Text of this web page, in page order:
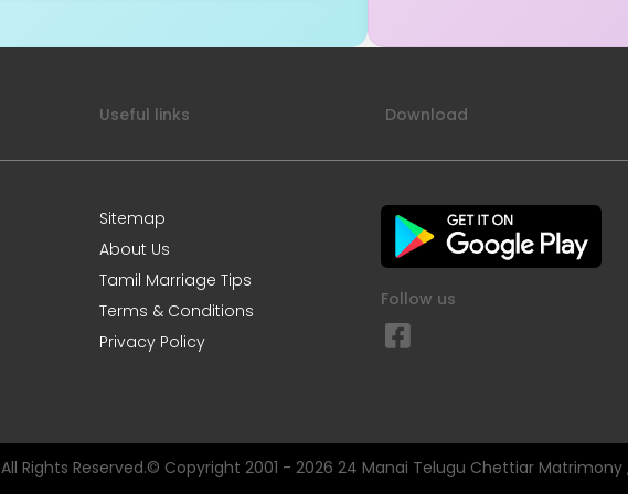
Useful links
Sitemap
About Us
Tamil Marriage Tips
Terms & Conditions
Privacy Policy
Download
Follow us
All Rights Reserved.© Copyright 2001 - 2026 24 Manai Telugu Chettiar Matrimony